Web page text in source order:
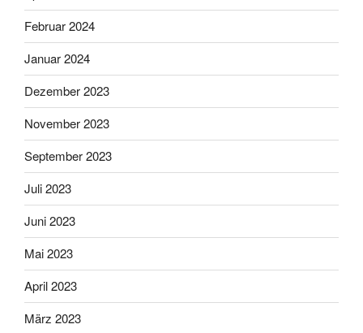
Februar 2024
Januar 2024
Dezember 2023
November 2023
September 2023
Juli 2023
Juni 2023
Mai 2023
April 2023
März 2023